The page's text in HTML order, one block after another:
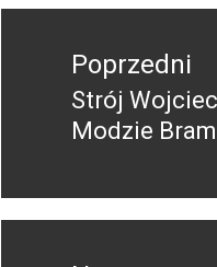
Nawigacja
Poprzedni
Poprzedni
wpis:
Strój
Modzie